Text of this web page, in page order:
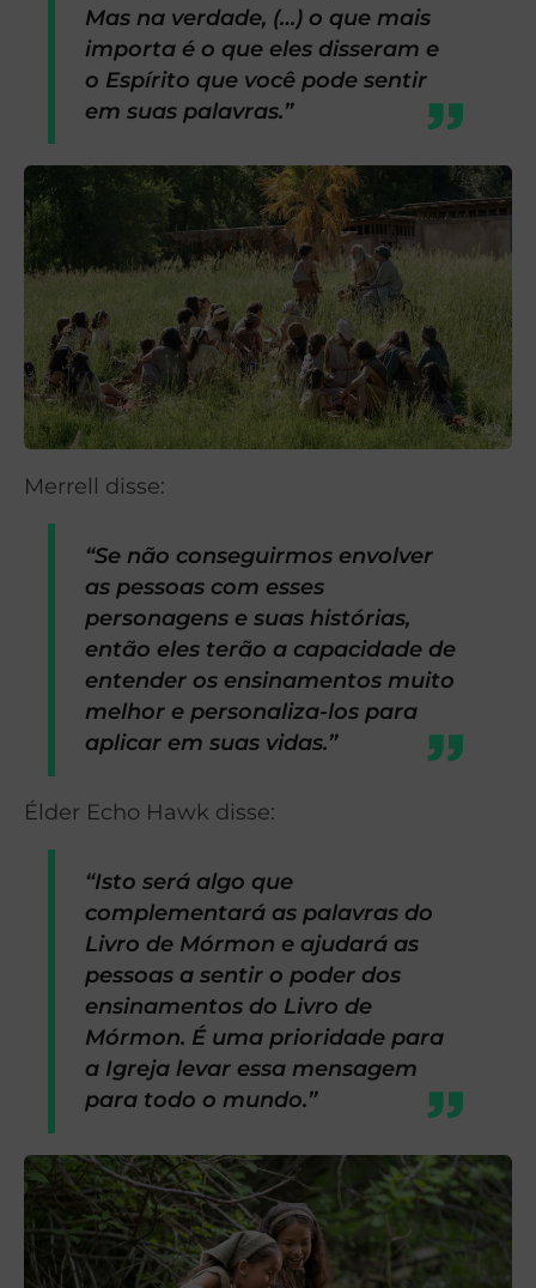
Mas na verdade, (…) o que mais
importa é o que eles disseram e
o Espírito que você pode sentir
em suas palavras.”
Merrell disse:
“Se não conseguirmos envolver
as pessoas com esses
personagens e suas histórias,
então eles terão a capacidade de
entender os ensinamentos muito
melhor e personaliza-los para
aplicar em suas vidas.”
Élder Echo Hawk disse:
“Isto será algo que
complementará as palavras do
Livro de Mórmon e ajudará as
pessoas a sentir o poder dos
ensinamentos do Livro de
Mórmon. É uma prioridade para
a Igreja levar essa mensagem
para todo o mundo.”